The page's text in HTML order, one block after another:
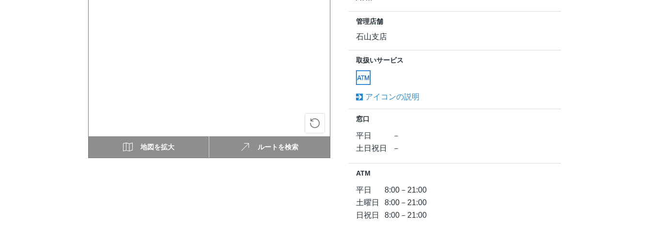
地図を拡大 ルートを検索
管理店舗
石山支店
取扱いサービス
アイコンの説明
窓口
平日
－
土日祝日
－
ATM
平日
8:00－21:00
土曜日
8:00－21:00
日祝日
8:00－21:00